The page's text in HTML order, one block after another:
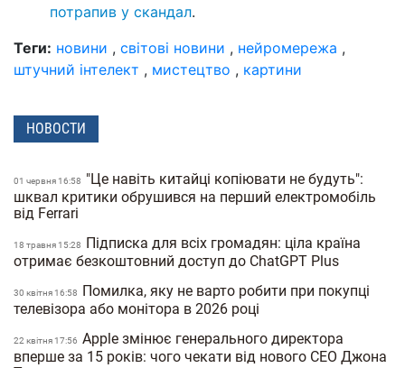
потрапив у скандал.
Теги: новини , світові новини , нейромережа ,
штучний інтелект , мистецтво , картини
НОВОСТИ
01 червня 16:58
"Це навіть китайці копіювати не будуть":
шквал критики обрушився на перший електромобіль
від Ferrari
18 травня 15:28
Підписка для всіх громадян: ціла країна
отримає безкоштовний доступ до ChatGPT Plus
30 квiтня 16:58
Помилка, яку не варто робити при покупці
телевізора або монітора в 2026 році
22 квiтня 17:56 Apple змінює генерального директора
вперше за 15 років: чого чекати від нового CEO Джона